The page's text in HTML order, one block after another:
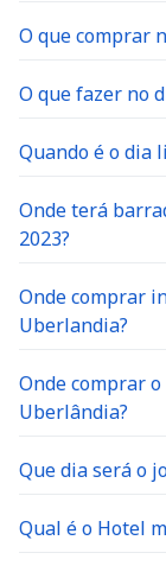
O que comprar
O que fazer no
Quando é o dia
Onde terá
2023?
Onde comprar
Uberlandia?
Onde comprar
Uberlândia?
Que dia será o
Qual é o Hotel